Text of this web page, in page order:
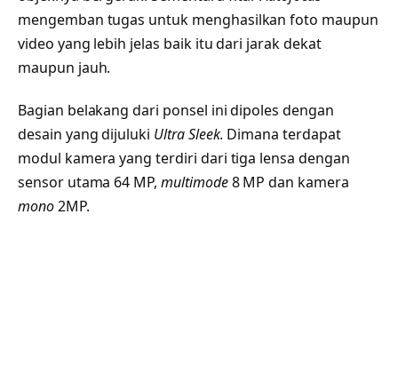
mengemban tugas untuk menghasilkan foto maupun
video yang lebih jelas baik itu dari jarak dekat
maupun jauh.
Bagian belakang dari ponsel ini dipoles dengan
desain yang dijuluki Ultra Sleek. Dimana terdapat
modul kamera yang terdiri dari tiga lensa dengan
sensor utama 64 MP,multimode8 MP dan kamera
mono2MP.